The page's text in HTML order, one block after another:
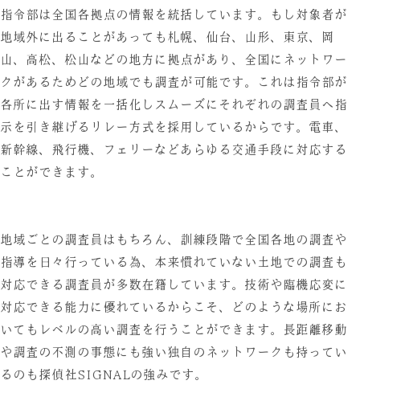
指令部は全国各拠点の情報を統括しています。もし対象者が
地域外に出ることがあっても札幌、仙台、山形、東京、岡
山、高松、松山などの地方に拠点があり、全国にネットワー
クがあるためどの地域でも調査が可能です。これは指令部が
各所に出す情報を一括化しスムーズにそれぞれの調査員へ指
示を引き継げるリレー方式を採用しているからです。電車、
新幹線、飛行機、フェリーなどあらゆる交通手段に対応する
ことができます。
地域ごとの調査員はもちろん、訓練段階で全国各地の調査や
指導を日々行っている為、本来慣れていない土地での調査も
対応できる調査員が多数在籍しています。技術や臨機応変に
対応できる能力に優れているからこそ、どのような場所にお
いてもレベルの高い調査を行うことができます。長距離移動
や調査の不測の事態にも強い独自のネットワークも持ってい
るのも探偵社SIGNALの強みです。